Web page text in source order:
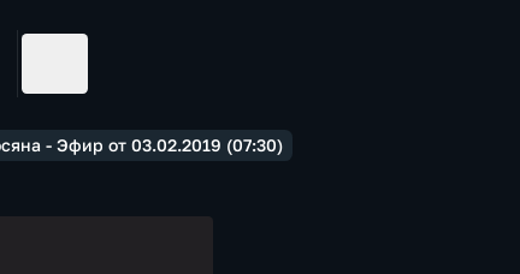
- Эфир от 03.02.2019 (07:30)